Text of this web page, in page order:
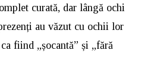
curată, dar lângă ochi
au văzut cu ochii lor
fiind „șocantă” și „fără